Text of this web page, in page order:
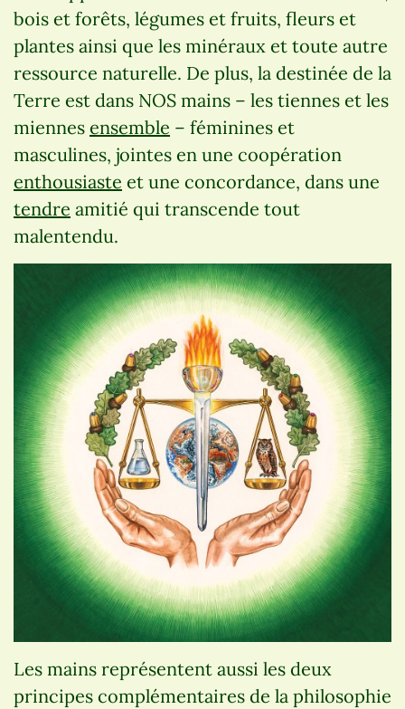
bois et forêts, légumes et fruits, fleurs et
plantes ainsi que les minéraux et toute autre
ressource naturelle. De plus, la destinée de la
Terre est dans NOS mains – les tiennes et les
miennes ensemble – féminines et
masculines, jointes en une coopération
enthousiaste et une concordance, dans une
tendre amitié qui transcende tout
malentendu.
Les mains représentent aussi les deux
principes complémentaires de la philosophie